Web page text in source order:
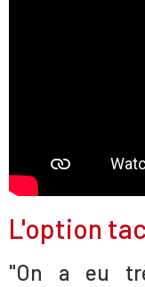
L'option
"On a eu